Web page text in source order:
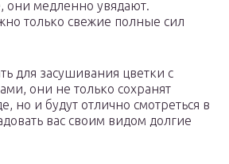
они медленно увядают.
только свежие полные сил
для засушивания цветки с
они не только сохранят
но и будут отлично смотреться в
вас своим видом долгие